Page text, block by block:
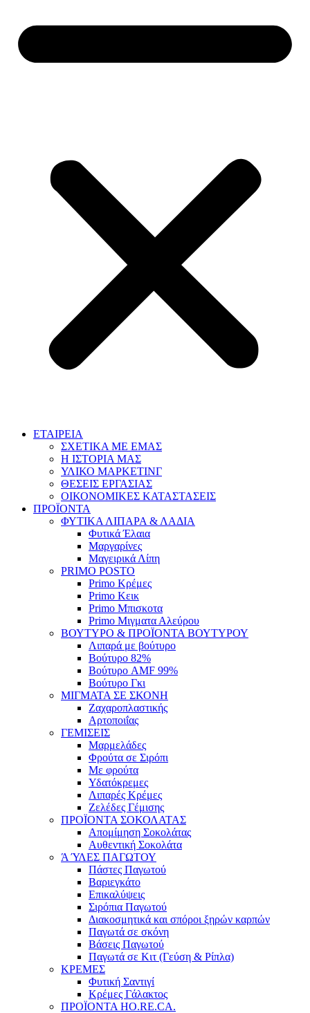
ΕΤΑΙΡΕΙΑ
ΣΧΕΤΙΚΑ ΜΕ ΕΜΑΣ
Η ΙΣΤΟΡΙΑ ΜΑΣ
ΥΛΙΚΟ ΜΑΡΚΕΤΙΝΓ
ΘΕΣΕΙΣ ΕΡΓΑΣΙΑΣ
ΟΙΚΟΝΟΜΙΚΕΣ ΚΑΤΑΣΤΑΣΕΙΣ
ΠΡΟΪΟΝΤΑ
ΦΥΤΙΚΑ ΛΙΠΑΡΑ & ΛΑΔΙΑ
Φυτικά Έλαια
Μαργαρίνες
Μαγειρικά Λίπη
PRIMO POSTO
Primo Κρέμες
Primo Κεικ
Primo Μπισκοτα
Primo Μιγματα Αλεύρου
ΒΟΥΤΥΡΟ & ΠΡΟΪΟΝΤΑ ΒΟΥΤΥΡΟΥ
Λιπαρά με βούτυρο
Βούτυρο 82%
Βούτυρο AMF 99%
Βούτυρο Γκι
ΜΙΓΜΑΤΑ ΣΕ ΣΚΟΝΗ
Ζαχαροπλαστικής
Αρτοποιΐας
ΓΕΜΙΣΕΙΣ
Μαρμελάδες
Φρούτα σε Σιρόπι
Με φρούτα
Υδατόκρεμες
Λιπαρές Κρέμες
Ζελέδες Γέμισης
ΠΡΟΪΟΝΤΑ ΣΟΚΟΛΑΤΑΣ
Απομίμηση Σοκολάτας
Αυθεντική Σοκολάτα
Ά ΎΛΕΣ ΠΑΓΩΤΟΥ
Πάστες Παγωτού
Βαριεγκάτο
Επικαλύψεις
Σιρόπια Παγωτού
Διακοσμητικά και σπόροι ξηρών καρπών
Παγωτά σε σκόνη
Βάσεις Παγωτού
Παγωτά σε Κιτ (Γεύση & Ρίπλα)
ΚΡΕΜΕΣ
Φυτική Σαντιγί
Κρέμες Γάλακτος
ΠΡΟΪΟΝΤΑ HO.RE.CA.